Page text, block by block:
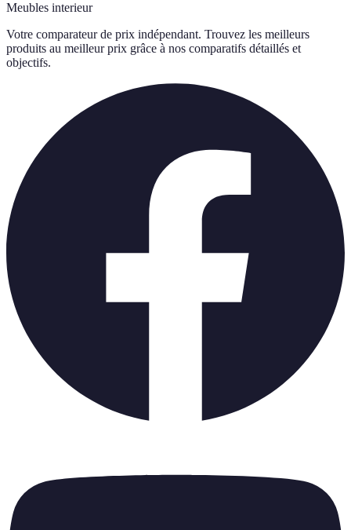
Meubles interieur
Votre comparateur de prix indépendant. Trouvez les meilleurs
produits au meilleur prix grâce à nos comparatifs détaillés et
objectifs.